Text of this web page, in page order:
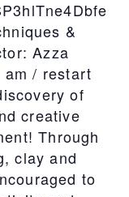
&
Azza
am / restart
of
creative
Through
clay and
to